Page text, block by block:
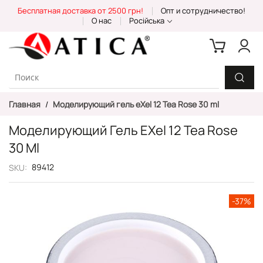
Content
Бесплатная доставка от 2500 грн!
Опт и сотрудничество!
О нас
Російська
Главная Моделирующий гель eXel 12 Tea Rose 30 ml
Моделирующий Гель EXel 12 Tea Rose
30 Ml
SKU 89412
галереям
-37%